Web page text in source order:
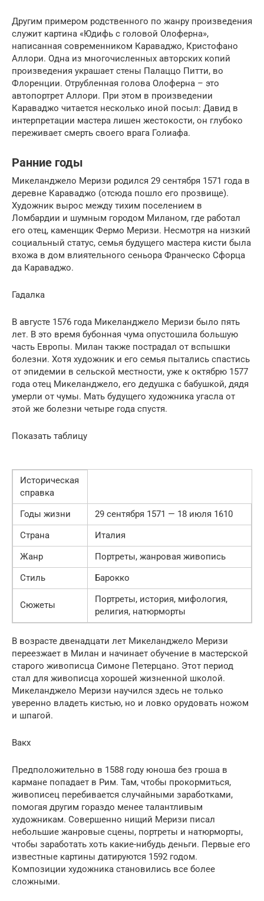
Другим примером родственного по жанру произведения
служит картина «Юдифь с головой Олоферна»,
написанная современником Караваджо, Кристофано
Аллори. Одна из многочисленных авторских копий
произведения украшает стены Палаццо Питти, во
Флоренции. Отрубленная голова Олоферна – это
автопортрет Аллори. При этом в произведении
Караваджо читается несколько иной посыл: Давид в
интерпретации мастера лишен жестокости, он глубоко
переживает смерть своего врага Голиафа.
Ранние годы
Микеланджело Меризи родился 29 сентября 1571 года в
деревне Караваджо (отсюда пошло его прозвище).
Художник вырос между тихим поселением в
Ломбардии и шумным городом Миланом, где работал
его отец, каменщик Фермо Меризи. Несмотря на низкий
социальный статус, семья будущего мастера кисти была
вхожа в дом влиятельного сеньора Франческо Сфорца
да Караваджо.
Гадалка
В августе 1576 года Микеланджело Меризи было пять
лет. В это время бубонная чума опустошила большую
часть Европы. Милан также пострадал от вспышки
болезни. Хотя художник и его семья пытались спастись
от эпидемии в сельской местности, уже к октябрю 1577
года отец Микеланджело, его дедушка с бабушкой, дядя
умерли от чумы. Мать будущего художника угасла от
этой же болезни четыре года спустя.
Показать таблицу
Историческая
справка
Годы жизни
29 сентября 1571 — 18 июля 1610
Страна
Италия
Жанр
Портреты, жанровая живопись
Стиль
Барокко
Сюжеты
Портреты, история, мифология,
религия, натюрморты
В возрасте двенадцати лет Микеланджело Меризи
переезжает в Милан и начинает обучение в мастерской
старого живописца Симоне Петерцано. Этот период
стал для живописца хорошей жизненной школой.
Микеланджело Меризи научился здесь не только
уверенно владеть кистью, но и ловко орудовать ножом
и шпагой.
Вакх
Предположительно в 1588 году юноша без гроша в
кармане попадает в Рим. Там, чтобы прокормиться,
живописец перебивается случайными заработками,
помогая другим гораздо менее талантливым
художникам. Совершенно нищий Меризи писал
небольшие жанровые сцены, портреты и натюрморты,
чтобы заработать хоть какие-нибудь деньги. Первые его
известные картины датируются 1592 годом.
Композиции художника становились все более
сложными.